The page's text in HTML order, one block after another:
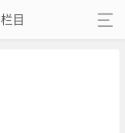
栏目